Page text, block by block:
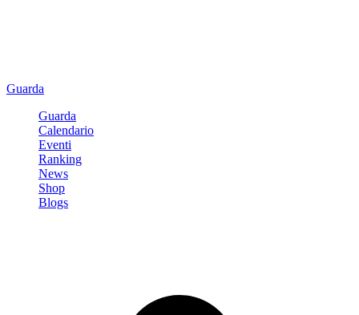
Guarda
Guarda
Calendario
Eventi
Ranking
News
Shop
Blogs